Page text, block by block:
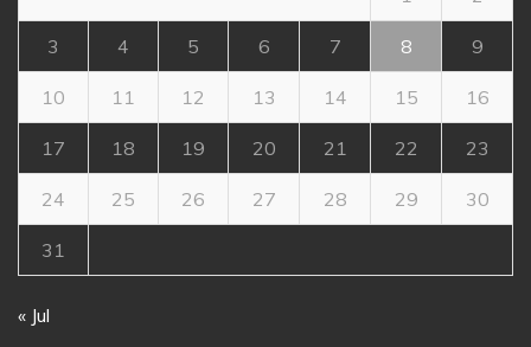
3 4 5 6 7 8 9
10 11 12 13 14 15 16
17 18 19 20 21 22 23
24 25 26 27 28 29 30
31
« Jul